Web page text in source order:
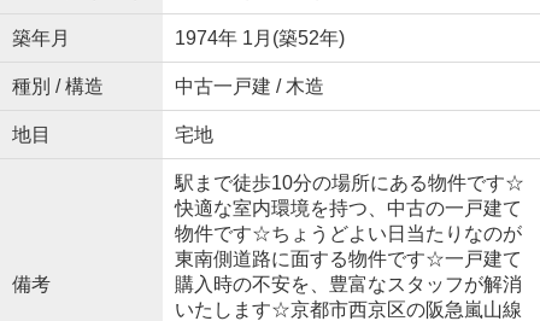
築年月 1974年 1月(築52年)
種別 / 構造 中古一戸建 / 木造
地目 宅地
備考
駅まで徒歩10分の場所にある物件です☆
快適な室内環境を持つ、中古の一戸建て
物件です☆ちょうどよい日当たりなのが
東南側道路に面する物件です☆一戸建て
購入時の不安を、豊富なスタッフが解消
いたします☆京都市西京区の阪急嵐山線